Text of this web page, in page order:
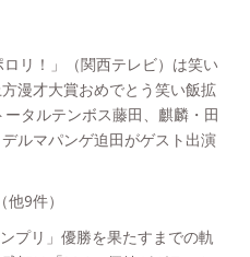
リ！」（関西テレビ）は笑い
漫才大賞おめでとう笑い飯拡
タルテンボス藤田、麒麟・田
ルマパンゲ迫田がゲスト出演
9件）
プリ」優勝を果たすまでの軌